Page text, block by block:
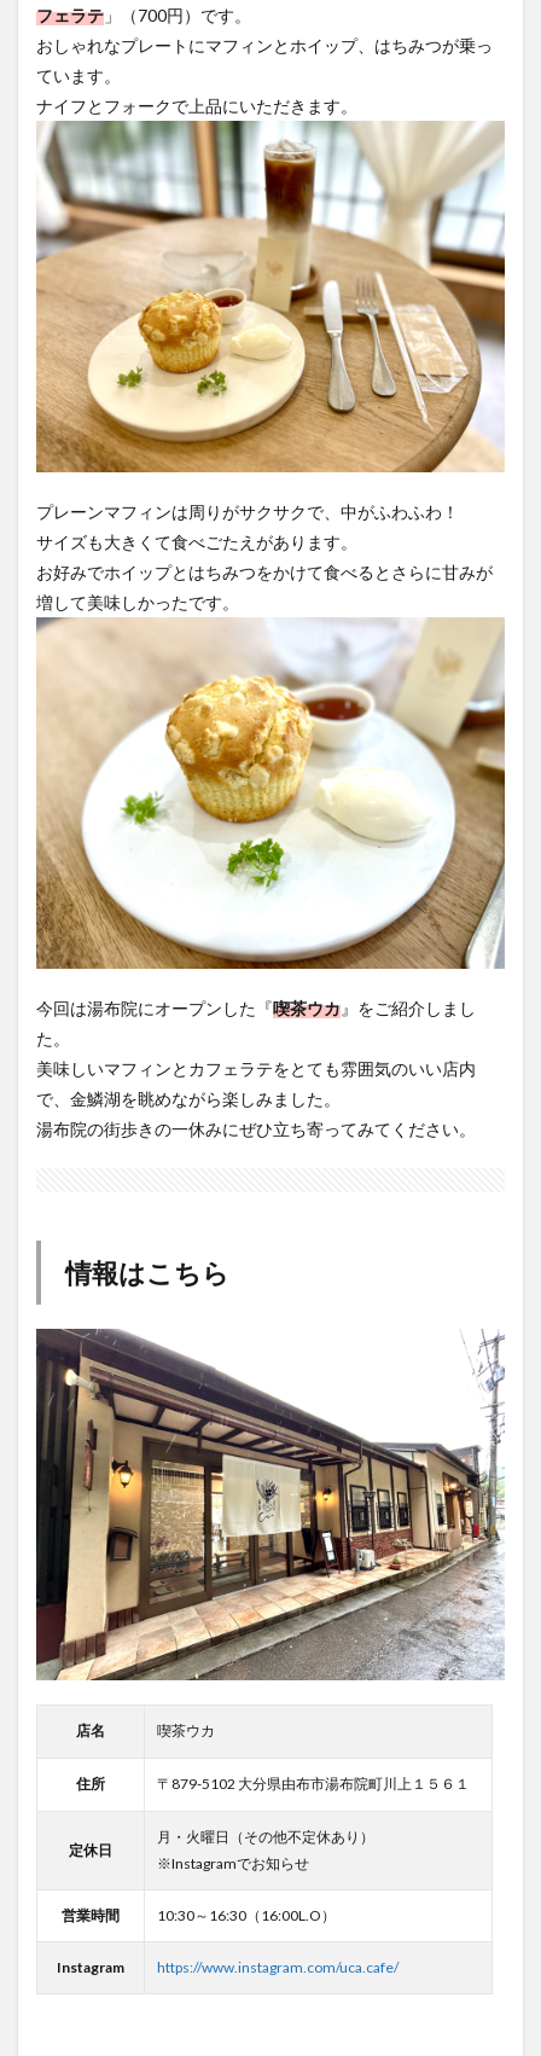
フェラテ 」（700円）です。
おしゃれなプレートにマフィンとホイップ、はちみつが乗っ
ています。
ナイフとフォークで上品にいただきます。
プレーンマフィンは周りがサクサクで、中がふわふわ！
サイズも大きくて食べごたえがあります。
お好みでホイップとはちみつをかけて食べるとさらに甘みが
増して美味しかったです。
今回は湯布院にオープンした『喫茶ウカ』をご紹介しまし
た。
美味しいマフィンとカフェラテをとても雰囲気のいい店内
で、金鱗湖を眺めながら楽しみました。
湯布院の街歩きの一休みにぜひ立ち寄ってみてください。
情報はこちら
店名 喫茶ウカ
住所 〒879-5102 大分県由布市湯布院町川上１５６１
定休日
月・火曜日（その他不定休あり）
※Instagramでお知らせ
営業時間 10:30～16:30（16:00L.O）
Instagram https://www.instagram.com/uca.cafe/